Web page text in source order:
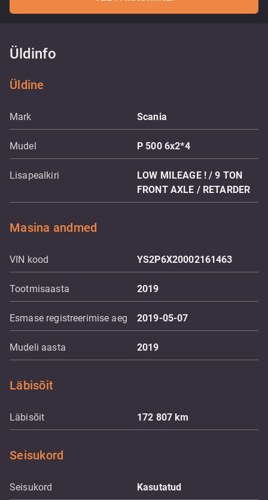
Üldinfo
Üldine
Mark Scania
Mudel P 500 6x2*4
Lisapealkiri
LOW MILEAGE ! / 9 TON
FRONT AXLE / RETARDER
Masina andmed
VIN kood YS2P6X20002161463
Tootmisaasta 2019
Esmase registreerimise aeg 2019-05-07
Mudeli aasta 2019
Läbisõit
Läbisõit 172 807km
Seisukord
Seisukord Kasutatud